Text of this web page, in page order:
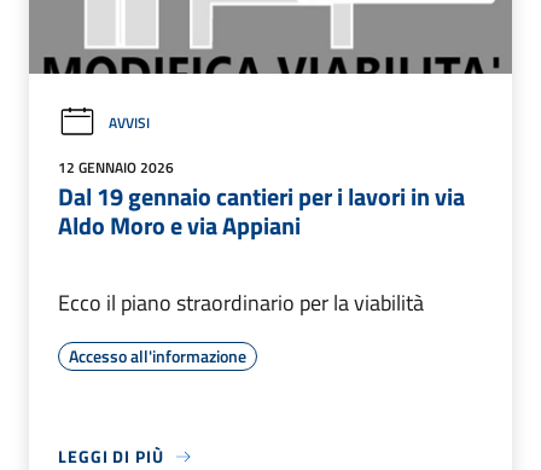
AVVISI
12 GENNAIO 2026
Dal 19 gennaio cantieri per i lavori in via
Aldo Moro e via Appiani
Ecco il piano straordinario per la viabilità
Accesso all'informazione
LEGGI DI PIÙ